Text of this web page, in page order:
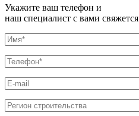
Укажите ваш телефон и
наш специалист с вами свяжется